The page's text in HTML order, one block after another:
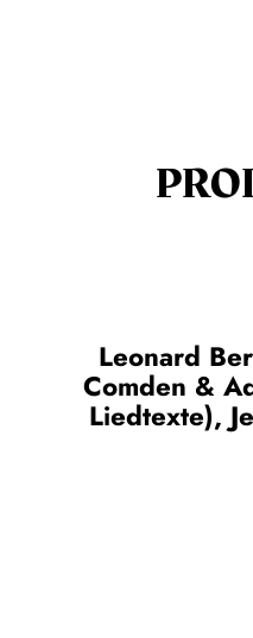
Leonard
Comden &
Liedtexte),